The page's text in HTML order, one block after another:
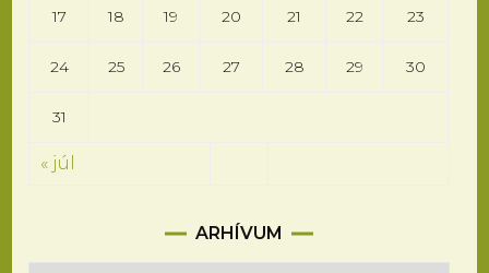
17 18 19 20 21 22 23
24 25 26 27 28 29 30
31
« júl
ARHÍVUM
Arhívum